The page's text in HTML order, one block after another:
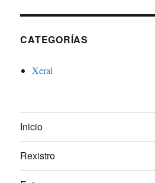
CATEGORÍAS
Xeral
Inicio
Rexistro